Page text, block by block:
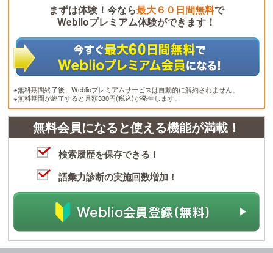
まずは体験！今なら最大６０日間無料で
Weblioプレミアム体験ができます！
※無料期間終了後、Weblioプレミアムサービスは自動的に解約されません。
※無料期間が終了すると月額330円(税込)が発生します。
無料会員になると使える機能が満載！
検索履歴を保存できる！
語彙力診断の実施回数増加！